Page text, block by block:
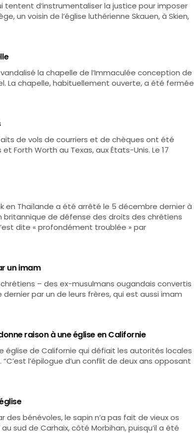
tentent d’instrumentaliser la justice pour imposer
un voisin de l’église luthérienne Skauen, à Skien,
la chapelle de l’Immaculée conception de
La chapelle, habituellement ouverte, a été fermée
de vols de courriers et de chèques ont été
Forth Worth au Texas, aux États-Unis. Le 17
en Thaïlande a été arrêté le 5 décembre dernier à
britannique de défense des droits des chrétiens
dite « profondément troublée » par
un imam
– des ex-musulmans ougandais convertis
par un de leurs frères, qui est aussi imam
raison à une église en Californie
église de Californie qui défiait les autorités locales
l’épilogue d’un conflit de deux ans opposant
bénévoles, le sapin n’a pas fait de vieux os
sud de Carhaix, côté Morbihan, puisqu’il a été